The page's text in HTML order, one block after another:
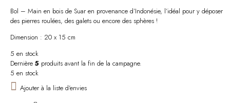
Bol – Main en bois de Suar en provenance d’Indonésie, l’idéal pour y déposer
des pierres roulées, des galets ou encore des sphères !
Dimension : 20 x 15 cm
5 en stock
Dernière 5 produits avant la fin de la campagne.
5 en stock
Ajouter à la liste d'envies